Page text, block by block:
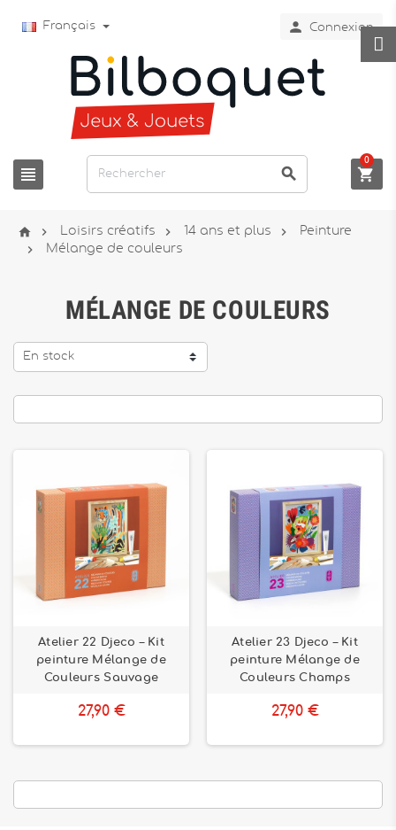
Français  Connexion
  
0
  Loisirs créatifs  14 ans et plus  Peinture
 Mélange de couleurs
MÉLANGE DE COULEURS
En stock
Atelier 22 Djeco – Kit
peinture Mélange de
Couleurs Sauvage
27,90 €
Atelier 23 Djeco – Kit
peinture Mélange de
Couleurs Champs
27,90 €